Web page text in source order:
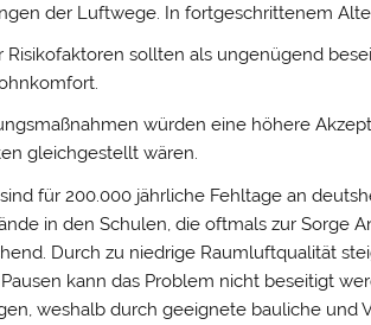
der Luftwege. In fortgeschrittenem
Risikofaktoren sollten als ungenügend
würden eine höhere
gleichgestellt wären.
für 200.000 jährliche Fehltage an
in den Schulen, die oftmals zur Sorge
Durch zu niedrige Raumluftqualität
kann das Problem nicht beseitigt
weshalb durch geeignete bauliche und